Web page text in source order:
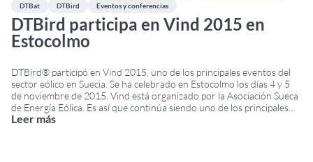
DTBat DTBird Eventos y conferencias
DTBird participa en Vind 2015 en
Estocolmo
DTBird® participó en Vind 2015, uno de los principales eventos del
sector eólico en Suecia. Se ha celebrado en Estocolmo los días 4 y 5
de noviembre de 2015. Vind está organizado por la Asociación Sueca
de Energía Eólica. Es así que continúa siendo uno de los principales
puntos de encuentro anuales para la industria
Leer más